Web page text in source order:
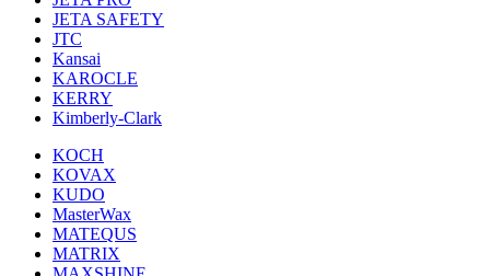
JETA SAFETY
JTC
Kansai
KAROCLE
KERRY
Kimberly-Clark
KOCH
KOVAX
KUDO
MasterWax
MATEQUS
MATRIX